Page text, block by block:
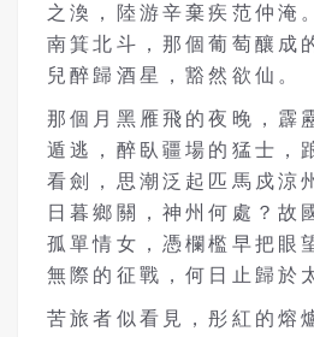
之渙，陸游辛棄疾范仲淹
南箕北斗，那個葡萄釀成
兒醉歸酒星，豁然欲仙。
那個月黑雁飛的夜晚，霹
遁逃，醉臥疆場的猛士，
看劍，思潮泛起匹馬戍涼
日暮鄉關，神州何處？故
孤單情女，憑欄檻早把眼
無際的征戰，何日止歸於
苦旅者似看見，彤紅的熔